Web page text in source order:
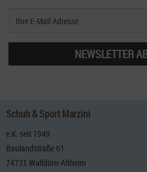
NEWSLETTER
Schuh & Sport Marzini
e.K. seit 1949
Baulandstraße 61
74731 Walldürn-Altheim